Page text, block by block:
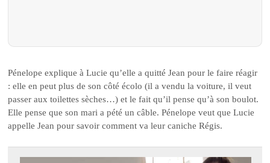
Pénelope explique à Lucie qu’elle a quitté Jean pour le faire réagir
: elle en peut plus de son côté écolo (il a vendu la voiture, il veut
passer aux toilettes sèches…) et le fait qu’il pense qu’à son boulot.
Elle pense que son mari a pété un câble. Pénelope veut que Lucie
appelle Jean pour savoir comment va leur caniche Régis.